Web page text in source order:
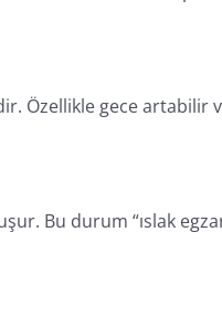
Özellikle gece artabilir
Bu durum “ıslak